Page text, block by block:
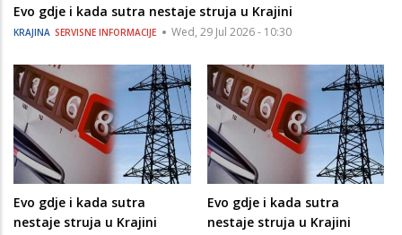
Evo gdje i kada sutra nestaje struja u Krajini
KRAJINA SERVISNE INFORMACIJE Wed, 29 Jul 2026 - 10:30
Evo gdje i kada sutra
nestaje struja u Krajini
Evo gdje i kada sutra
nestaje struja u Krajini